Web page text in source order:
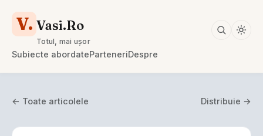
V. Vasi.Ro
Totul, mai ușor
Subiecte abordateParteneriDespre
← Toate articolele Distribuie →